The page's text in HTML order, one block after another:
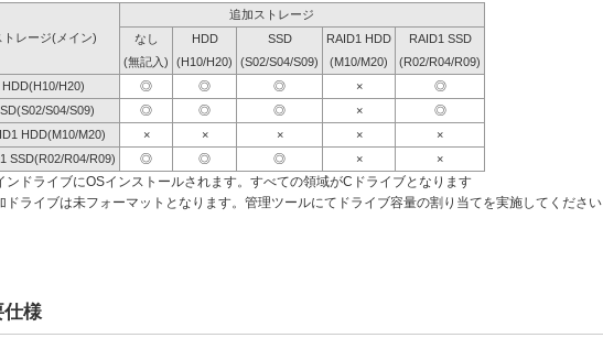
追加ストレージ
トレージ(メイン)
なし HDD SSD RAID1 HDD
RAID1 SSD
(無記入)
(H10/H20) (S02/S04/S09) (M10/M20)
(R02/R04/R09)
HDD(H10/H20)
◎ ◎ ◎ ×
◎
S04/S09)
◎ ◎ ◎ ×
◎
HDD(M10/M20)
× × × ×
×
SSD(R02/R04/R09)
◎ ◎ ◎ × ×
ドライブにOSインストールされます。すべての領域がCドライブとなります
ライブは未フォーマットとなります。管理ツールにてドライブ容量の割り当てを実施してください
仕様